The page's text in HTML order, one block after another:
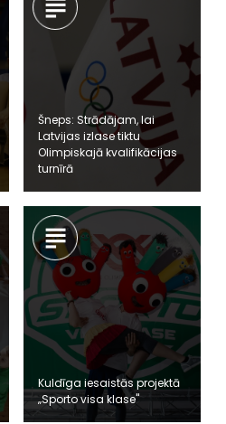
Šneps: Strādājam, lai
Latvijas izlase tiktu
Olimpiskajā kvalifikācijas
turnīrā
Kuldīga iesaistās projektā
„Sporto visa klase"